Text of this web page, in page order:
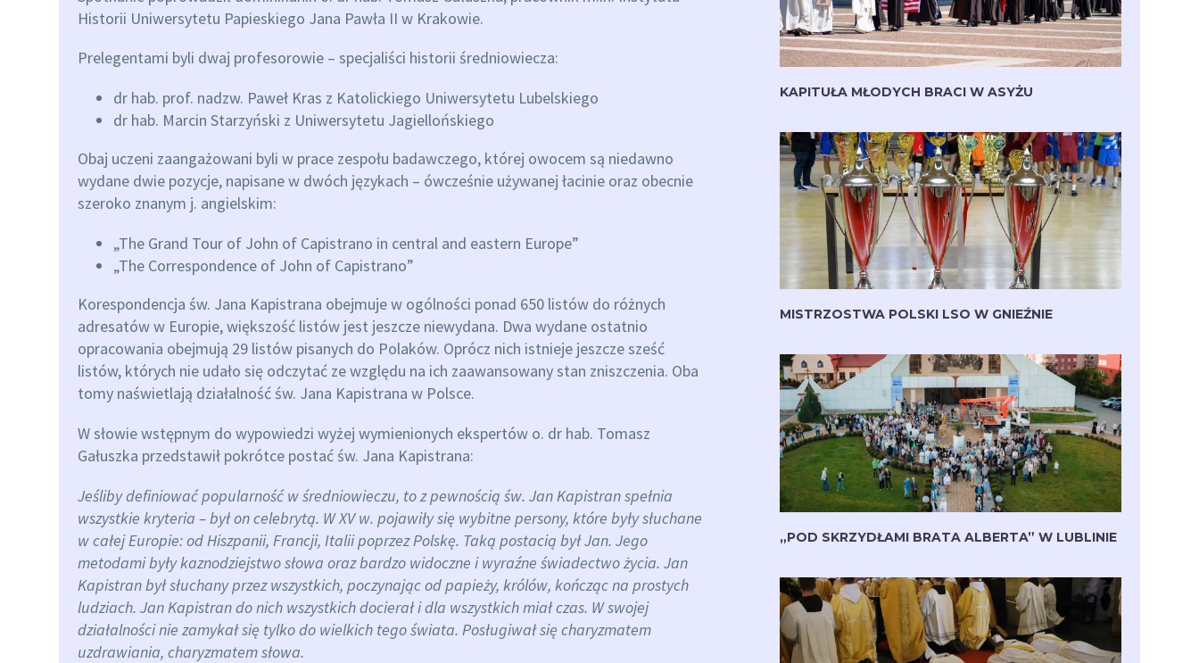
Historii Uniwersytetu Papieskiego Jana Pawła II w Krakowie.
Prelegentami byli dwaj profesorowie – specjaliści historii średniowiecza:
dr hab. prof. nadzw. Paweł Kras z Katolickiego Uniwersytetu Lubelskiego
dr hab. Marcin Starzyński z Uniwersytetu Jagiellońskiego
Obaj uczeni zaangażowani byli w prace zespołu badawczego, której owocem są niedawno
wydane dwie pozycje, napisane w dwóch językach – ówcześnie używanej łacinie oraz obecnie
szeroko znanym j. angielskim:
„The Grand Tour of John of Capistrano in central and eastern Europe”
„The Correspondence of John of Capistrano”
Korespondencja św. Jana Kapistrana obejmuje w ogólności ponad 650 listów do różnych
adresatów w Europie, większość listów jest jeszcze niewydana. Dwa wydane ostatnio
opracowania obejmują 29 listów pisanych do Polaków. Oprócz nich istnieje jeszcze sześć
listów, których nie udało się odczytać ze względu na ich zaawansowany stan zniszczenia. Oba
tomy naświetlają działalność św. Jana Kapistrana w Polsce.
W słowie wstępnym do wypowiedzi wyżej wymienionych ekspertów o. dr hab. Tomasz
Gałuszka przedstawił pokrótce postać św. Jana Kapistrana:
Jeśliby definiować popularność w średniowieczu, to z pewnością św. Jan Kapistran spełnia
wszystkie kryteria – był on celebrytą. W XV w. pojawiły się wybitne persony, które były słuchane
w całej Europie: od Hiszpanii, Francji, Italii poprzez Polskę. Taką postacią był Jan. Jego
metodami były kaznodziejstwo słowa oraz bardzo widoczne i wyraźne świadectwo życia. Jan
Kapistran był słuchany przez wszystkich, poczynając od papieży, królów, kończąc na prostych
ludziach. Jan Kapistran do nich wszystkich docierał i dla wszystkich miał czas. W swojej
działalności nie zamykał się tylko do wielkich tego świata. Posługiwał się charyzmatem
uzdrawiania, charyzmatem słowa.
KAPITUŁA MŁODYCH BRACI W ASYŻU
MISTRZOSTWA POLSKI LSO W GNIEŹNIE
„POD SKRZYDŁAMI BRATA ALBERTA” W LUBLINIE